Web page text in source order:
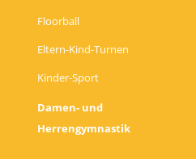
Floorball
Eltern-Kind-Turnen
Kinder-Sport
Damen- und
Herrengymnastik